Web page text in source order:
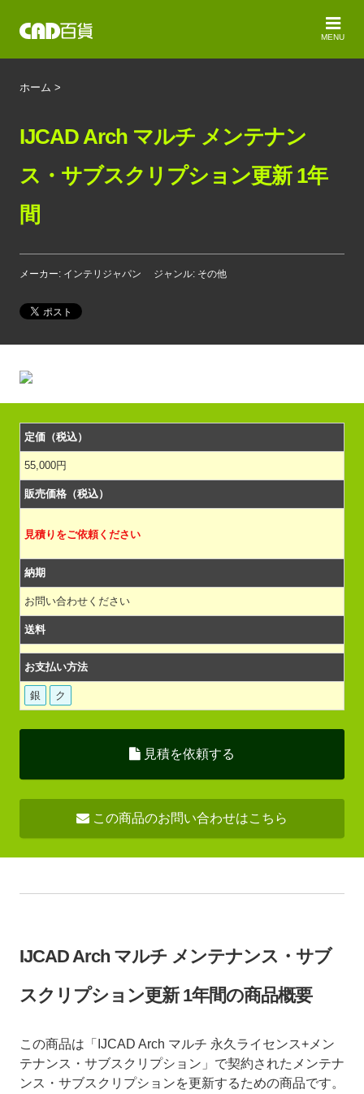
MENU
ホーム >
IJCAD Arch マルチ メンテナン
ス・サブスクリプション更新 1年
間
メーカー: インテリジャパン ジャンル: その他
定価（税込）
55,000円
販売価格（税込）
見積りをご依頼ください
納期
お問い合わせください
送料
お支払い方法
銀 ク
見積を依頼する
この商品のお問い合わせはこちら
IJCAD Arch マルチ メンテナンス・サブ
スクリプション更新 1年間の商品概要
この商品は「IJCAD Arch マルチ 永久ライセンス+メン
テナンス・サブスクリプション」で契約されたメンテナ
ンス・サブスクリプションを更新するための商品です。